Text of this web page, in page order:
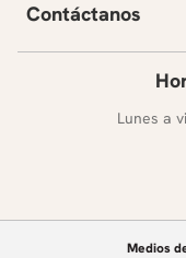
Contáctanos
Lunes a
Medios